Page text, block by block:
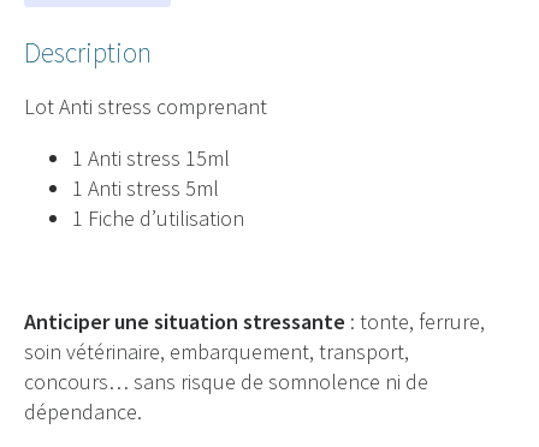
Description
Lot Anti stress comprenant
1 Anti stress 15ml
1 Anti stress 5ml
1 Fiche d’utilisation
Anticiper une situation stressante : tonte, ferrure,
soin vétérinaire, embarquement, transport,
concours… sans risque de somnolence ni de
dépendance.